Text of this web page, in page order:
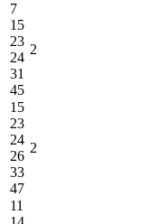
7
15
23
24
31
45
2
15
23
24
26
33
47
2
11